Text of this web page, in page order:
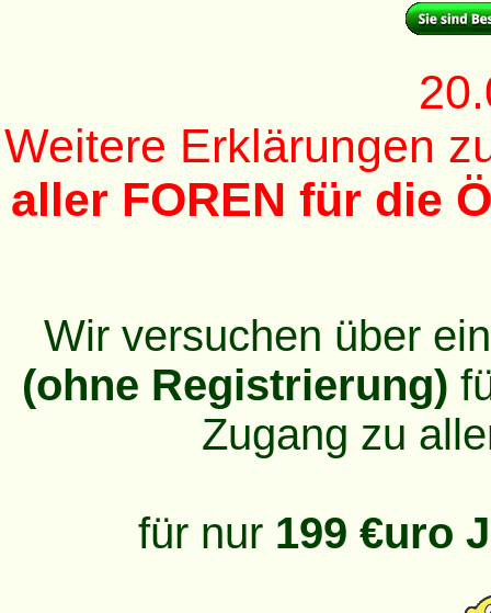
Weitere Erklärungen
aller FOREN für die
Wir versuchen über
(ohne Registrierung)
Zugang zu
für nur 199 €uro